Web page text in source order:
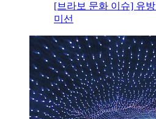
[브라보 문화 이슈] 유
미선